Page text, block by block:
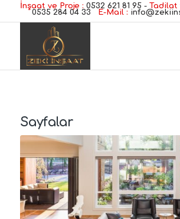
İnşaat ve Proje : 0532 621 81 95 - Tadilat
0535 284 04 33 E-Mail :
Sayfalar